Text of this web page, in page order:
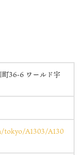
36-6 ワールド宇
tokyo/A1303/A130